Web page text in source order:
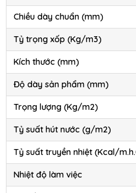
Chiều dày chuẩn (mm)
Tỷ trọng xốp (Kg/m3)
Kích thước (mm)
Độ dày sản phẩm (mm)
Trọng lượng (Kg/m2)
Tỷ suất hút nước (g/m2)
Tỷ suất truyền nhiệt (Kcal/
Nhiệt độ làm việc